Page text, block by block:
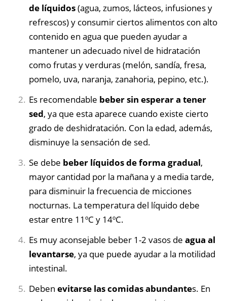
de líquidos(agua, zumos, lácteos, infusiones y
refrescos) y consumir ciertos alimentos con alto
contenido en agua que pueden ayudar a
mantener un adecuado nivel de hidratación
como frutas y verduras (melón, sandía, fresa,
pomelo, uva, naranja, zanahoria, pepino, etc.).
Es recomendable beber sin esperar a tener
sed, ya que esta aparece cuando existe cierto
grado de deshidratación. Con la edad, además,
disminuye la sensación de sed.
Se debe beber líquidos de forma gradual,
mayor cantidad por la mañana y a media tarde,
para disminuir la frecuencia de micciones
nocturnas. La temperatura del líquido debe
estar entre 11ºC y 14ºC.
Es muy aconsejable beber 1-2 vasos de agua al
levantarse, ya que puede ayudar a la motilidad
intestinal.
Deben evitarse las comidas abundantes. En